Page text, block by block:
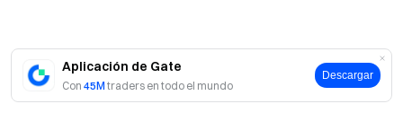
Aplicación de Gate
Con 45M traders en todo el mundo
Descargar